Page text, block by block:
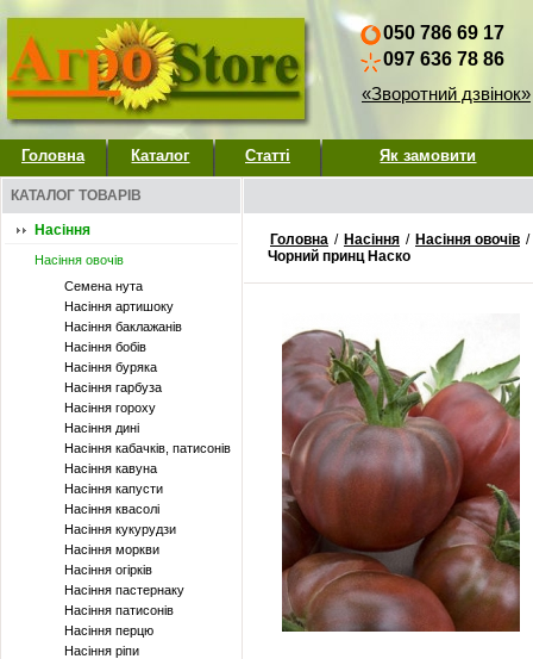
050 786 69 17
097 636 78 86
«Зворотний дзвінок»
Головна Каталог Статті Як замовити
КАТАЛОГ ТОВАРІВ
Насіння
Насіння овочів
Семена нута
Насіння артишоку
Насіння баклажанів
Насіння бобів
Насіння буряка
Насіння гарбуза
Насіння гороху
Насіння дині
Насіння кабачків, патисонів
Насіння кавуна
Насіння капусти
Насіння квасолі
Насіння кукурудзи
Насіння моркви
Насіння огірків
Насіння пастернаку
Насіння патисонів
Насіння перцю
Насіння ріпи
Головна / Насіння / Насіння овочів /
Чорний принц Наско